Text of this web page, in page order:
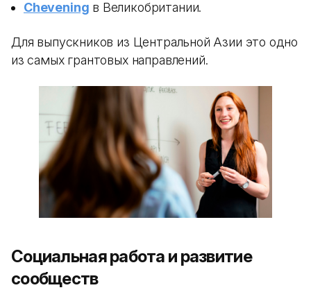
Chevening в Великобритании.
Для выпускников из Центральной Азии это одно
из самых грантовых направлений.
Социальная работа и развитие
сообществ